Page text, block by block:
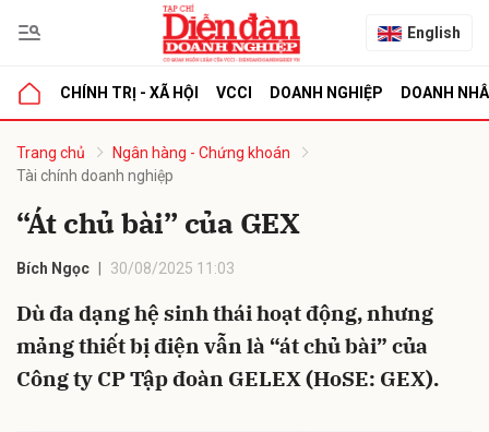
English
CHÍNH TRỊ - XÃ HỘI VCCI DOANH NGHIỆP DOANH
Trang chủ
Ngân hàng - Chứng khoán
Tài chính doanh nghiệp
“Át chủ bài” của GEX
Bích Ngọc 30/08/2025 11:03
Dù đa dạng hệ sinh thái hoạt động, nhưng
mảng thiết bị điện vẫn là “át chủ bài” của
Công ty CP Tập đoàn GELEX (HoSE: GEX).
luận